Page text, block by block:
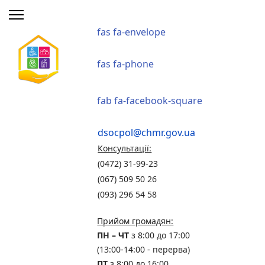
fas fa-envelope
fas fa-phone
fab fa-facebook-square
dsocpol@chmr.gov.ua
Консультації:
(0472) 31-99-23
(067) 509 50 26
(093) 296 54 58
Прийом громадян:
ПН – ЧТ з 8:00 до 17:00
(13:00-14:00 - перерва)